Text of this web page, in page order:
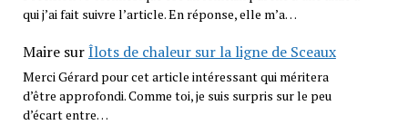
qui j’ai fait suivre l’article. En réponse, elle m’a…
MairesurÎlots de chaleur sur la ligne de Sceaux
Merci Gérard pour cet article intéressant qui méritera
d’être approfondi. Comme toi, je suis surpris sur le peu
d’écart entre…